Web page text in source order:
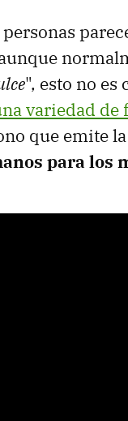
", esto no es
variedad de
que emite
para los